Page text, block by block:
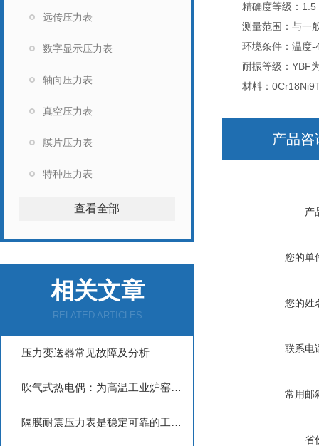
远传压力表
数字显示压力表
轴向压力表
真空压力表
膜片压力表
特种压力表
查看全部
相关文章
RELATED ARTICLES
压力变送器常见故障及分析
吹气式热电偶：为高温工业炉窑提供精准测温保障
隔膜耐震压力表是稳定可靠的工业压力测量仪表
精确度等级：1.5
测量范围：与一般
环境条件：温度-
耐振等级：YBF为
材料：
产品咨
产
您的单
您的姓
联系电
常用邮
省